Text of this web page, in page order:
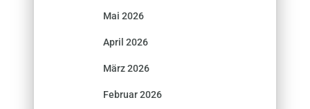
Mai 2026
April 2026
März 2026
Februar 2026